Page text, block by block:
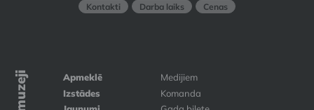
Kontakti Darba laiks Cenas
Apmeklē
Izstādes
Medijiem
Komanda